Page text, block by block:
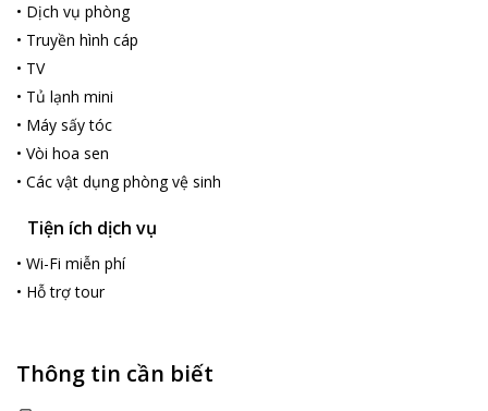
• Dịch vụ phòng
• Truyền hình cáp
• TV
• Tủ lạnh mini
• Máy sấy tóc
• Vòi hoa sen
• Các vật dụng phòng vệ sinh
Tiện ích dịch vụ
• Wi-Fi miễn phí
• Hỗ trợ tour
Thông tin cần biết